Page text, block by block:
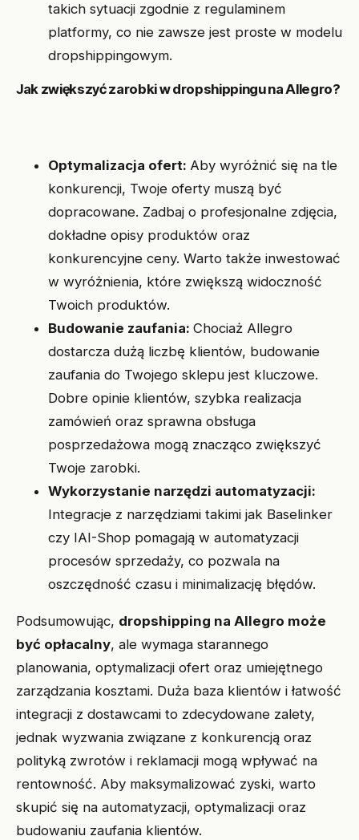
takich sytuacji zgodnie z regulaminem
platformy, co nie zawsze jest proste w modelu
dropshippingowym.
Jak zwiększyć zarobki w dropshippingu na Allegro?
Optymalizacja ofert: Aby wyróżnić się na tle
konkurencji, Twoje oferty muszą być
dopracowane. Zadbaj o profesjonalne zdjęcia,
dokładne opisy produktów oraz
konkurencyjne ceny. Warto także inwestować
w wyróżnienia, które zwiększą widoczność
Twoich produktów.
Budowanie zaufania: Chociaż Allegro
dostarcza dużą liczbę klientów, budowanie
zaufania do Twojego sklepu jest kluczowe.
Dobre opinie klientów, szybka realizacja
zamówień oraz sprawna obsługa
posprzedażowa mogą znacząco zwiększyć
Twoje zarobki.
Wykorzystanie narzędzi automatyzacji:
Integracje z narzędziami takimi jak Baselinker
czy IAI-Shop pomagają w automatyzacji
procesów sprzedaży, co pozwala na
oszczędność czasu i minimalizację błędów.
Podsumowując, dropshipping na Allegro może
być opłacalny, ale wymaga starannego
planowania, optymalizacji ofert oraz umiejętnego
zarządzania kosztami. Duża baza klientów i łatwość
integracji z dostawcami to zdecydowane zalety,
jednak wyzwania związane z konkurencją oraz
polityką zwrotów i reklamacji mogą wpływać na
rentowność. Aby maksymalizować zyski, warto
skupić się na automatyzacji, optymalizacji oraz
budowaniu zaufania klientów.